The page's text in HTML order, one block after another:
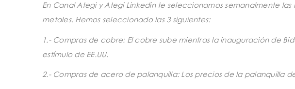
En Canal Ategi y Ategi Linkedin te seleccionamos semanalmente
metales. Hemos seleccionado las 3 siguientes:
1.- Compras de cobre: El cobre sube mientras la inauguración de
estímulo de EE.UU.
2.- Compras de acero de palanquilla: Los precios de la palanquilla